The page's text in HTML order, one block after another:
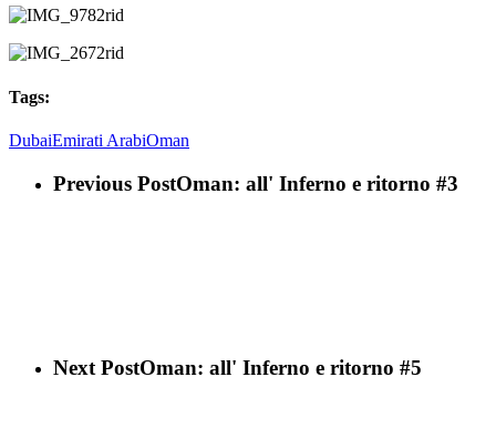
Tags:
DubaiEmirati ArabiOman
Previous PostOman: all' Inferno e ritorno #3
Next PostOman: all' Inferno e ritorno #5